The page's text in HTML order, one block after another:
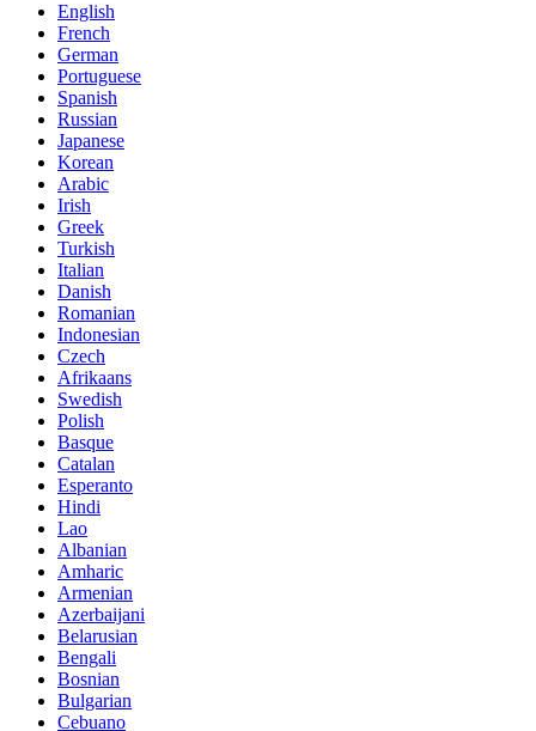
English
French
German
Portuguese
Spanish
Russian
Japanese
Korean
Arabic
Irish
Greek
Turkish
Italian
Danish
Romanian
Indonesian
Czech
Afrikaans
Swedish
Polish
Basque
Catalan
Esperanto
Hindi
Lao
Albanian
Amharic
Armenian
Azerbaijani
Belarusian
Bengali
Bosnian
Bulgarian
Cebuano